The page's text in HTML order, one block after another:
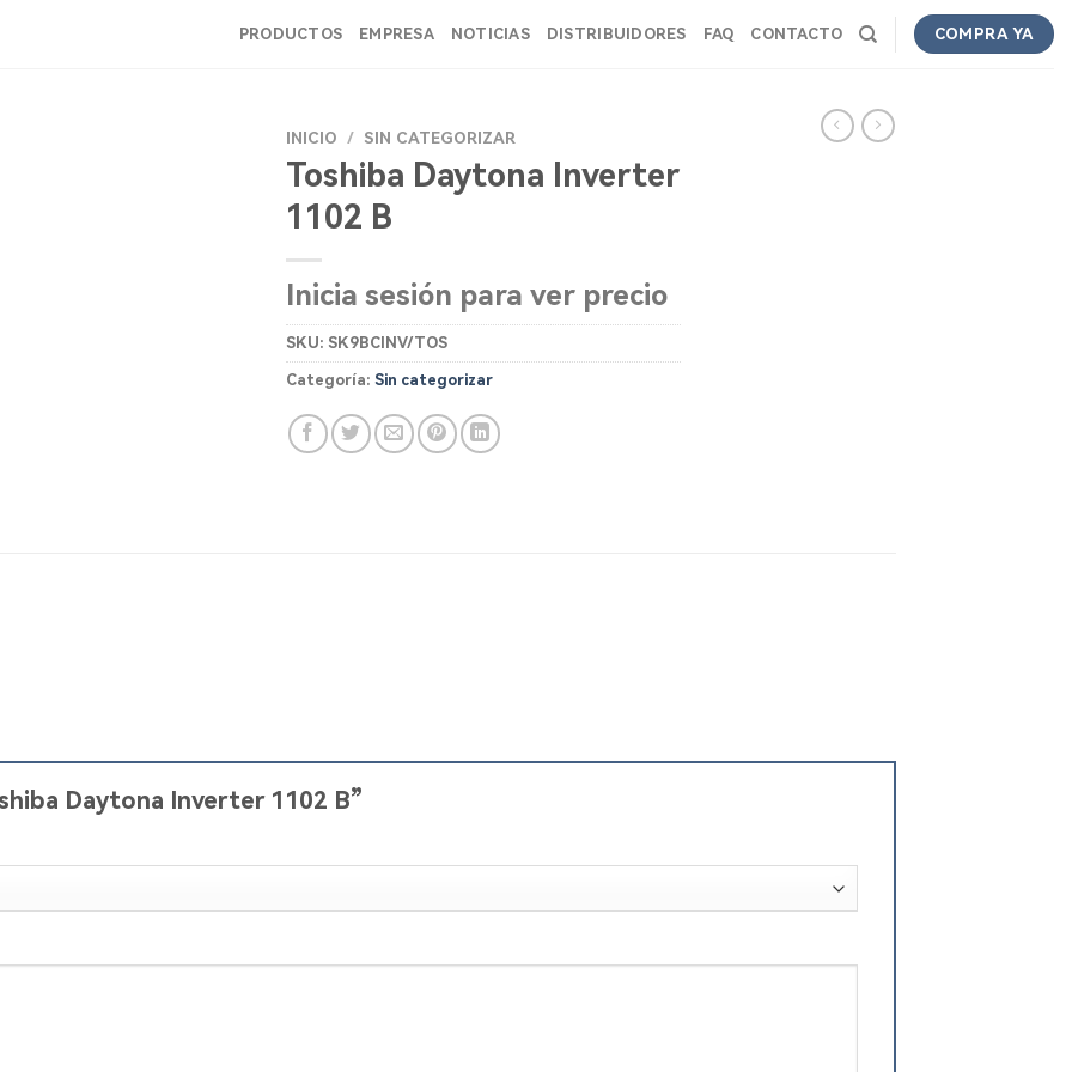
PRODUCTOS EMPRESA NOTICIAS DISTRIBUIDORES FAQ CONTACTO COMPRA YA
INICIO / SIN CATEGORIZAR
Toshiba Daytona Inverter
1102 B
Inicia sesión para ver precio
SKU: SK9BCINV/TOS
Categoría: Sin categorizar
Daytona Inverter 1102 B”